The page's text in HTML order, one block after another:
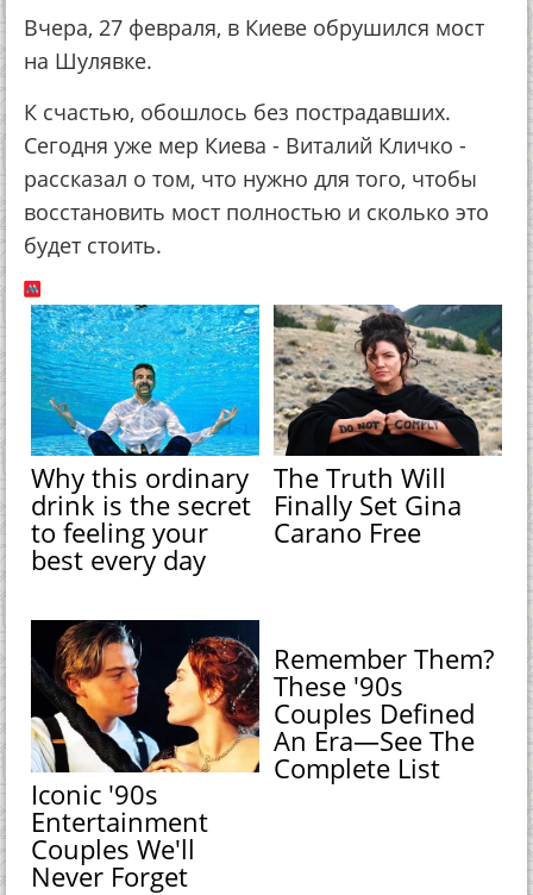
Вчера, 27 февраля, в Киеве обрушился мост
на Шулявке.
К счастью, обошлось без пострадавших.
Сегодня уже мер Киева - Виталий Кличко -
рассказал о том, что нужно для того, чтобы
восстановить мост полностью и сколько это
будет стоить.
Why this ordinary
drink is the secret
to feeling your
best every day
The Truth Will
Finally Set Gina
Carano Free
Iconic '90s
Entertainment
Couples We'll
Never Forget
Remember Them?
These '90s
Couples Defined
An Era—See The
Complete List